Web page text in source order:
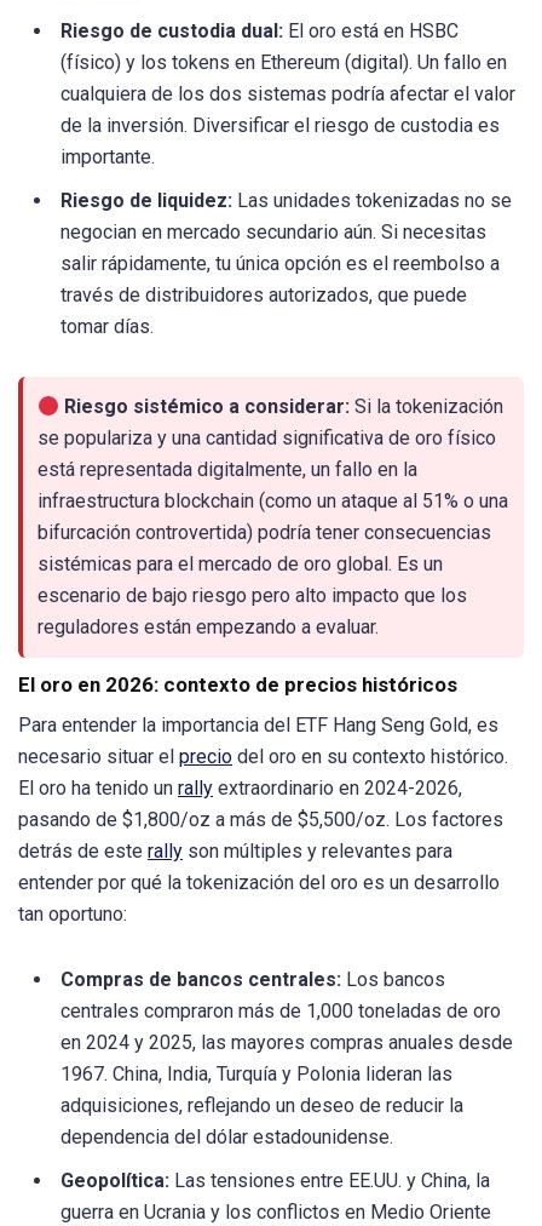
Riesgo de custodia dual: El oro está en HSBC
(físico) y los tokens en Ethereum (digital). Un fallo en
cualquiera de los dos sistemas podría afectar el valor
de la inversión. Diversificar el riesgo de custodia es
importante.
Riesgo de liquidez: Las unidades tokenizadas no se
negocian en mercado secundario aún. Si necesitas
salir rápidamente, tu única opción es el reembolso a
través de distribuidores autorizados, que puede
tomar días.
Riesgo sistémico a considerar: Si la tokenización
se populariza y una cantidad significativa de oro físico
está representada digitalmente, un fallo en la
infraestructura blockchain (como un ataque al 51% o una
bifurcación controvertida) podría tener consecuencias
sistémicas para el mercado de oro global. Es un
escenario de bajo riesgo pero alto impacto que los
reguladores están empezando a evaluar.
El oro en 2026: contexto de precios históricos
Para entender la importancia del ETF Hang Seng Gold, es
necesario situar el precio del oro en su contexto histórico.
El oro ha tenido un rally extraordinario en 2024-2026,
pasando de $1,800/oz a más de $5,500/oz. Los factores
detrás de este rally son múltiples y relevantes para
entender por qué la tokenización del oro es un desarrollo
tan oportuno:
Compras de bancos centrales: Los bancos
centrales compraron más de 1,000 toneladas de oro
en 2024 y 2025, las mayores compras anuales desde
1967. China, India, Turquía y Polonia lideran las
adquisiciones, reflejando un deseo de reducir la
dependencia del dólar estadounidense.
Geopolítica: Las tensiones entre EE.UU. y China, la
guerra en Ucrania y los conflictos en Medio Oriente